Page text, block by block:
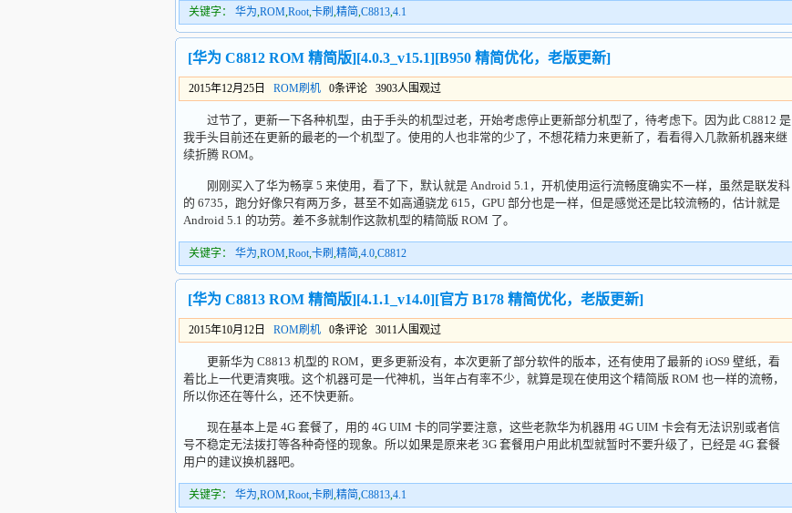
关键字： 华为,ROM,Root,卡刷 ,精简,C8813,4.1
[华为 C8812 ROM 精简版][4.0.3_v15.1][B950 精简优化，老版更新]
2015年12月25日 ROM刷机 0条评论 3903人围观过
过节了，更新一下各种机型，由于手头的机型过老，开始考虑停止更新部分机型了，待考虑下。因为此 C8812 是
我手头目前还在更新的最老的一个机型了。使用的人也非常的少了，不想花精力来更新了，看看得入几款新机器来继
续折腾 ROM。
刚刚买入了华为畅享 5 来使用，看了下，默认就是 Android 5.1，开机使用运行流畅度确实不一样，虽然是联发科
的 6735，跑分好像只有两万多，甚至不如高通骁龙 615，GPU 部分也是一样，但是感觉还是比较流畅的，估计就是
Android 5.1 的功劳。差不多就制作这款机型的精简版 ROM 了。
关键字： 华为,ROM,Root,卡刷 ,精简,4.0,C8812
[华为 C8813 ROM 精简版][4.1.1_v14.0][官方 B178 精简优化，老版更新]
2015年10月12日 ROM刷机 0条评论 3011人围观过
更新华为 C8813 机型的 ROM，更多更新没有，本次更新了部分软件的版本，还有使用了最新的 iOS9 壁纸，看
着比上一代更清爽哦。这个机器可是一代神机，当年占有率不少，就算是现在使用这个精简版 ROM 也一样的流畅，
所以你还在等什么，还不快更新。
现在基本上是 4G 套餐了，用的 4G UIM 卡的同学要注意，这些老款华为机器用 4G UIM 卡会有无法识别或者信
号不稳定无法拨打等各种奇怪的现象。所以如果是原来老 3G 套餐用户用此机型就暂时不要升级了，已经是 4G 套餐
用户的建议换机器吧。
关键字： 华为,ROM,Root,卡刷 ,精简,C8813,4.1